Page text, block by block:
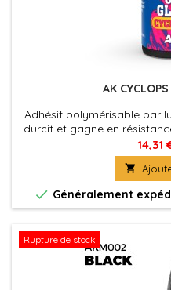
AK
Adhésif polymérisable par
durcit et gagne en
14,31

 Généralement
Rupture de stock